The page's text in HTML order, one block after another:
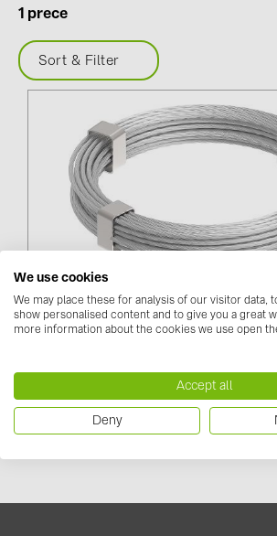
Jaunumi
Katalogi
KATEGORIJAS
Saules paneļi (19)
Enerģijas uzglabāšana (74)
RAŽOTĀJI
ABB (21)
1 prece
Sort & Filter
Piesakieties, lai redzētu cenas
We use cookies
We may place these for analysis of our visitor data,
show personalised content and to give you a great
more information about the cookies we use open
Accept all
Deny